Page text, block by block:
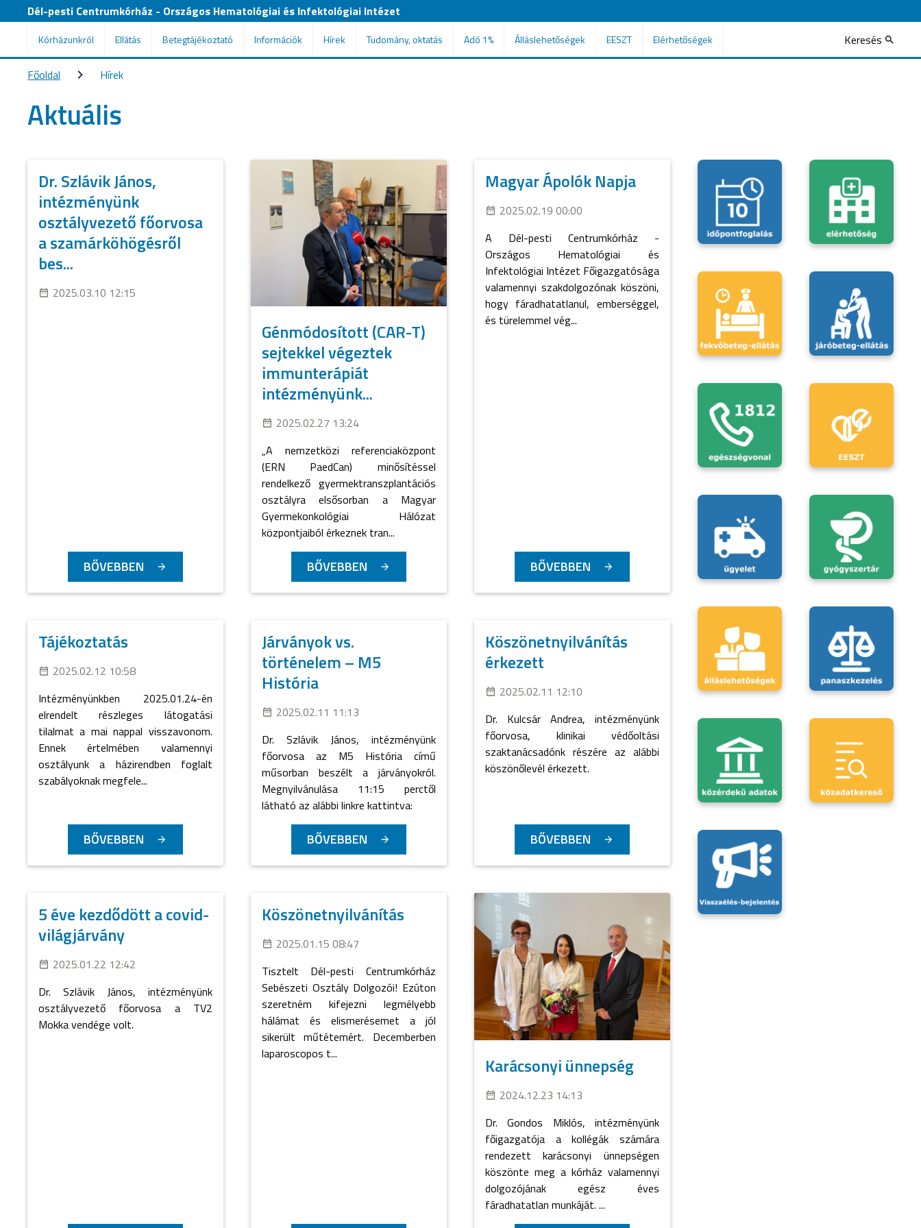
Dél-pesti Centrumkórház - Országos Hematológiai és Infektológiai Intézet
Kórházunkról Ellátás Betegtájékoztató Információk Hírek Tudomány, oktatás Adó 1% Álláslehetőségek EESZT Elérhetőségek Keresés
Főoldal Hírek
Aktuális
Dr. Szlávik János,
intézményünk
osztályvezető főorvosa
a szamárköhögésről
bes...
2025.03.10 12:15
BŐVEBBEN
Génmódosított (CAR-T)
sejtekkel végeztek
immunterápiát
intézményünk...
2025.02.27 13:24
„A nemzetközi referenciaközpont
(ERN PaedCan) minősítéssel
rendelkező gyermektranszplantációs
osztályra elsősorban a Magyar
Gyermekonkológiai Hálózat
központjaiból érkeznek tran...
BŐVEBBEN
Magyar Ápolók Napja
2025.02.19 00:00
A Dél-pesti Centrumkórház -
Országos Hematológiai és
Infektológiai Intézet Főigazgatósága
valamennyi szakdolgozónak köszöni,
hogy fáradhatatlanul, emberséggel,
és türelemmel vég...
BŐVEBBEN
Tájékoztatás
2025.02.12 10:58
Intézményünkben 2025.01.24-én
elrendelt részleges látogatási
tilalmat a mai nappal visszavonom.
Ennek értelmében valamennyi
osztályunk a házirendben foglalt
szabályoknak megfele...
BŐVEBBEN
Járványok vs.
történelem – M5
História
2025.02.11 11:13
Dr. Szlávik János, intézményünk
főorvosa az M5 História című
műsorban beszélt a járványokról.
Megnyilvánulása 11:15 perctől
látható az alábbi linkre kattintva:
BŐVEBBEN
Köszönetnyilvánítás
érkezett
2025.02.11 12:10
Dr. Kulcsár Andrea, intézményünk
főorvosa, klinikai védőoltási
szaktanácsadónk részére az alábbi
köszönőlevél érkezett.
BŐVEBBEN
5 éve kezdődött a covid-
világjárvány
2025.01.22 12:42
Dr. Szlávik János, intézményünk
osztályvezető főorvosa a TV2
Mokka vendége volt.
Köszönetnyilvánítás
2025.01.15 08:47
Tisztelt Dél-pesti Centrumkórház
Sebészeti Osztály Dolgozói! Ezúton
szeretném kifejezni legmélyebb
hálámat és elismerésemet a jól
sikerült műtétemért. Decemberben
laparoscopos t...
Karácsonyi ünnepség
2024.12.23 14:13
Dr. Gondos Miklós, intézményünk
főigazgatója a kollégák számára
rendezett karácsonyi ünnepségen
köszönte meg a kórház valamennyi
dolgozójának egész éves
fáradhatatlan munkáját. ...